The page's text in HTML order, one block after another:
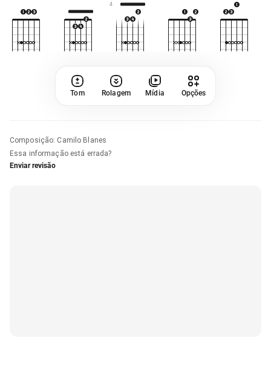
4
Tom Rolagem Mídia Opções
Composição: Camilo Blanes
Essa informação está errada?
Enviar revisão